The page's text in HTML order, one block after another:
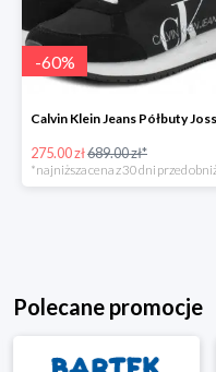
-60%
275.00 zł689.00 zł*
Polecane promocje